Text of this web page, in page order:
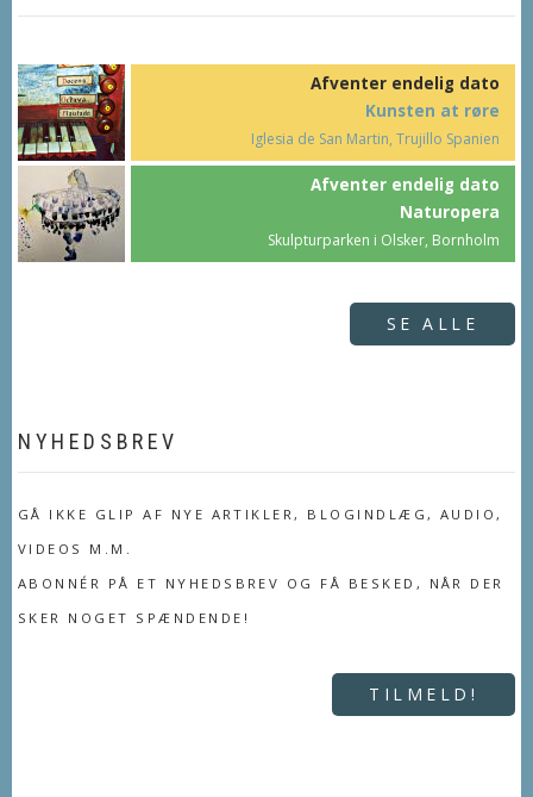
Afventer endelig dato
Kunsten at røre
Iglesia de San Martin, Trujillo Spanien
Afventer endelig dato
Naturopera
Skulpturparken i Olsker, Bornholm
SE ALLE
NYHEDSBREV
GÅ IKKE GLIP AF NYE ARTIKLER, BLOGINDLÆG, AUDIO,
VIDEOS M.M.
ABONNÉR PÅ ET NYHEDSBREV OG FÅ BESKED, NÅR DER
SKER NOGET SPÆNDENDE!
TILMELD!